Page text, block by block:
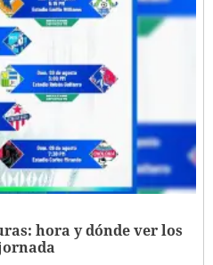
hora y dónde ver los